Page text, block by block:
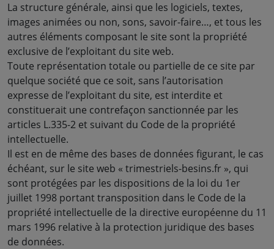
La structure générale, ainsi que les logiciels, textes,
images animées ou non, sons, savoir-faire…, et tous les
autres éléments composant le site sont la propriété
exclusive de l’exploitant du site web.
Toute représentation totale ou partielle de ce site par
quelque société que ce soit, sans l’autorisation
expresse de l’exploitant du site, est interdite et
constituerait une contrefaçon sanctionnée par les
articles L.335-2 et suivant du Code de la propriété
intellectuelle.
Il est en de même des bases de données figurant, le cas
échéant, sur le site web « trimestriels-besins.fr », qui
sont protégées par les dispositions de la loi du 1er
juillet 1998 portant transposition dans le Code de la
propriété intellectuelle de la directive européenne du 11
mars 1996 relative à la protection juridique des bases
de données.